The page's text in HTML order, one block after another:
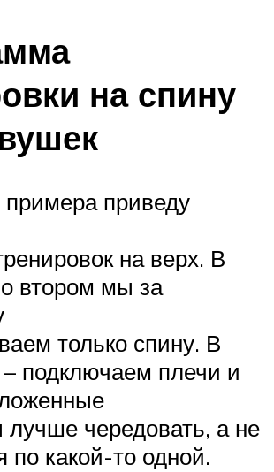
на спину
примера приведу
на верх. В
втором мы за
только спину. В
подключаем плечи и
чередовать, а не
по какой-то одной.